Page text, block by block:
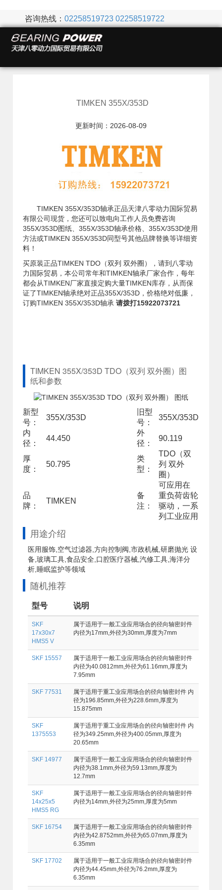
咨询热线： 02258519723 02258519722
TIMKEN 355X/353D
更新时间：2026-08-09
TIMKEN 355X/353D轴承正品天津八零动力国际贸易
有限公司现货，您还可以致电向工作人员免费咨询
355X/353D图纸、355X/353D轴承价格、355X/353D使用
方法或TIMKEN 355X/353D同型号其他品牌替换等详细资
料！
买原装正品TIMKEN TDO（双列 双外圈），请到八零动
力国际贸易，本公司常年和TIMKEN轴承厂家合作，每年
都会从TIMKEN厂家直接定购大量TIMKEN库存，从而保
证了TIMKEN轴承绝对正品355X/353D，价格绝对低廉，
订购TIMKEN 355X/353D轴承请拨打15922073721
TIMKEN 355X/353D TDO（双列 双外圈）图
纸和参数
新型
号：
355X/353D
旧型
号：
355X/353D
内
径：
44.450
外
径：
90.119
厚
度：
50.795
类
型：
TDO（双
列 双外
圈）
品
牌：
TIMKEN
备
注：
可应用在
重负荷齿轮
驱动，一系
列工业应用
用途介绍
医用服饰,空气过滤器,方向控制阀,市政机械,研磨抛光 设
备,玻璃工具,食品安全,口腔医疗器械,汽修工具,海洋分
析,睡眠监护等领域
随机推荐
型号 说明
SKF
17x30x7
HMS5 V
属于适用于一般工业应用场合的径向轴密封件
内径为17mm,外径为30mm,厚度为7mm
SKF 15557
属于适用于一般工业应用场合的径向轴密封件
内径为40.0812mm,外径为61.16mm,厚度为
7.95mm
SKF 77531
属于适用于重工业应用场合的径向轴密封件 内
径为196.85mm,外径为228.6mm,厚度为
15.875mm
SKF
1375553
属于适用于重工业应用场合的径向轴密封件 内
径为349.25mm,外径为400.05mm,厚度为
20.65mm
SKF 14977
属于适用于一般工业应用场合的径向轴密封件
内径为38.1mm,外径为59.13mm,厚度为
12.7mm
SKF
14x25x5
HMS5 RG
属于适用于一般工业应用场合的径向轴密封件
内径为14mm,外径为25mm,厚度为5mm
SKF 16754
属于适用于一般工业应用场合的径向轴密封件
内径为42.8752mm,外径为65.07mm,厚度为
6.35mm
SKF 17702
属于适用于一般工业应用场合的径向轴密封件
内径为44.45mm,外径为76.2mm,厚度为
6.35mm